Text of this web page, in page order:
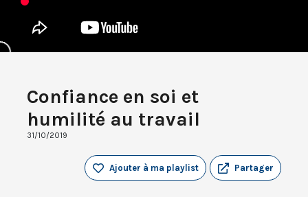
Confiance en soi et
humilité au travail
31/10/2019
Partager
Ajouter à ma playlist